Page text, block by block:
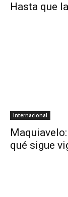
Hasta que
Internacional
qué sigue